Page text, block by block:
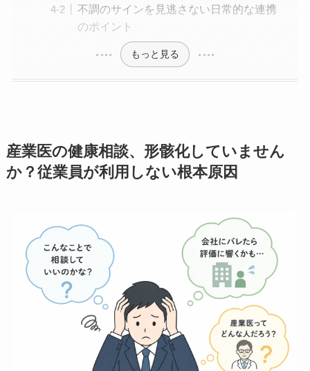
改善サイクルを回す
メンタルヘルス相談との違いは？効果的
な連携体制の作り方
もっと見る
産業医の健康相談、形骸化していません
か？従業員が利用しない根本原因